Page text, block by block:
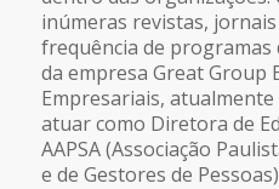
inúmeras revistas,
frequência de programas
da empresa Great Group
Empresariais,
atuar como Diretora de
AAPSA (Associação
e de Gestores de